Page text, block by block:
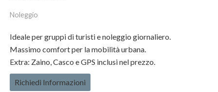
Noleggio
Ideale per gruppi di turisti e noleggio giornaliero.
Massimo comfort per la mobilità urbana.
Extra: Zaino, Casco e GPS inclusi nel prezzo.
Richiedi Informazioni